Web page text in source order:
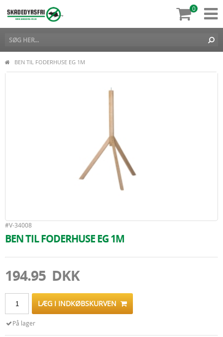
0
BEN TIL FODERHUSE EG 1M
#V-34008
BEN TIL FODERHUSE EG 1M
194.95 DKK
LÆG I INDKØBSKURVEN
På lager